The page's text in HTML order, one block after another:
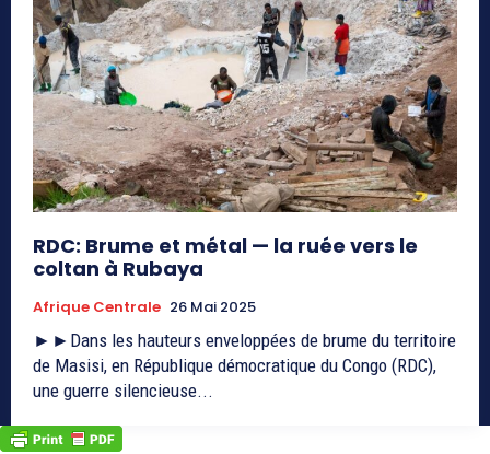
RDC: Brume et métal — la ruée vers le
coltan à Rubaya
Afrique Centrale 26 Mai 2025
►►Dans les hauteurs enveloppées de brume du territoire
de Masisi, en République démocratique du Congo (RDC),
une guerre silencieuse...